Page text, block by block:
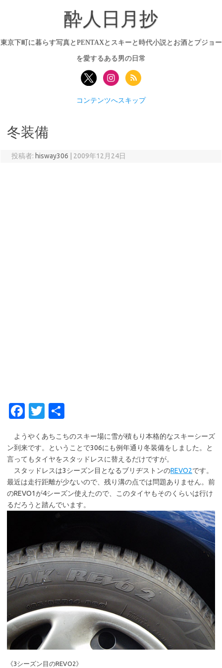
酔人日月抄
東京下町に暮らす写真とPENTAXとスキーと時代小説とお酒とプジョー
を愛するある男の日常
コンテンツへスキップ
冬装備
投稿者: hisway306 2009年12月24日
Fa
e
b
o
o
k
T
it
te
r
ようやくあちこちのスキー場に雪が積もり本格的なスキーシーズ
ン到来です。ということで306にも例年通り冬装備をしました。と
言ってもタイヤをスタッドレスに替えるだけですが。
スタッドレスは3シーズン目となるブリヂストンのREVO2です。
最近は走行距離が少ないので、残り溝の点では問題ありません。前
のREVO1が4シーズン使えたので、このタイヤもそのくらいは行け
るだろうと踏んでいます。
《3シーズン目のREVO2》